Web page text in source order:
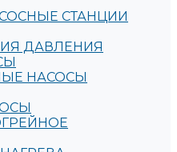
СТАНЦИИ
ДАВЛЕНИЯ
НАСОСЫ